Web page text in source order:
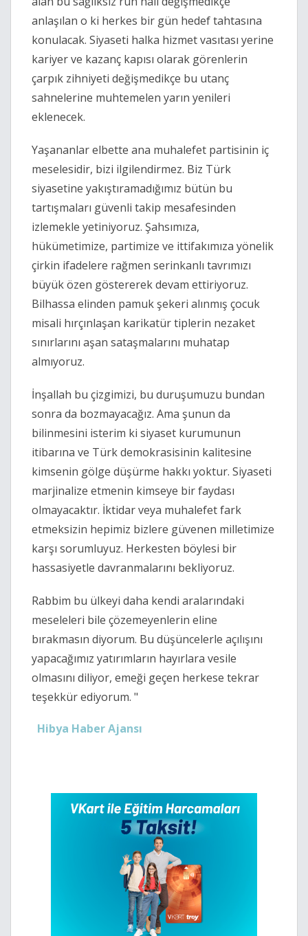
anlaşılan o ki herkes bir gün hedef tahtasına
konulacak. Siyaseti halka hizmet vasıtası yerine
kariyer ve kazanç kapısı olarak görenlerin
çarpık zihniyeti değişmedikçe bu utanç
sahnelerine muhtemelen yarın yenileri
eklenecek.
Yaşananlar elbette ana muhalefet partisinin iç
meselesidir, bizi ilgilendirmez. Biz Türk
siyasetine yakıştıramadığımız bütün bu
tartışmaları güvenli takip mesafesinden
izlemekle yetiniyoruz. Şahsımıza,
hükümetimize, partimize ve ittifakımıza yönelik
çirkin ifadelere rağmen serinkanlı tavrımızı
büyük özen göstererek devam ettiriyoruz.
Bilhassa elinden pamuk şekeri alınmış çocuk
misali hırçınlaşan karikatür tiplerin nezaket
sınırlarını aşan sataşmalarını muhatap
almıyoruz.
İnşallah bu çizgimizi, bu duruşumuzu bundan
sonra da bozmayacağız. Ama şunun da
bilinmesini isterim ki siyaset kurumunun
itibarına ve Türk demokrasisinin kalitesine
kimsenin gölge düşürme hakkı yoktur. Siyaseti
marjinalize etmenin kimseye bir faydası
olmayacaktır. İktidar veya muhalefet fark
etmeksizin hepimiz bizlere güvenen milletimize
karşı sorumluyuz. Herkesten böylesi bir
hassasiyetle davranmalarını bekliyoruz.
Rabbim bu ülkeyi daha kendi aralarındaki
meseleleri bile çözemeyenlerin eline
bırakmasın diyorum. Bu düşüncelerle açılışını
yapacağımız yatırımların hayırlara vesile
olmasını diliyor, emeği geçen herkese tekrar
teşekkür ediyorum. "
Hibya Haber Ajansı